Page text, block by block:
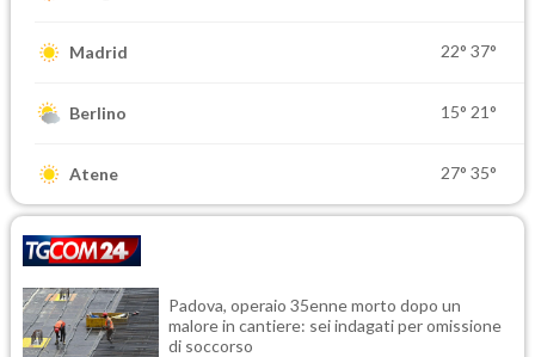
Madrid 22° 37°
Berlino 15° 21°
Atene 27° 35°
Padova, operaio 35enne morto dopo un
malore in cantiere: sei indagati per omissione
di soccorso